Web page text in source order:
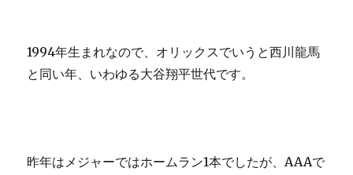
1994年生まれなので、オリックスでいうと西川龍馬
と同い年、いわゆる大谷翔平世代です。
昨年はメジャーではホームラン1本でしたが、AAAで